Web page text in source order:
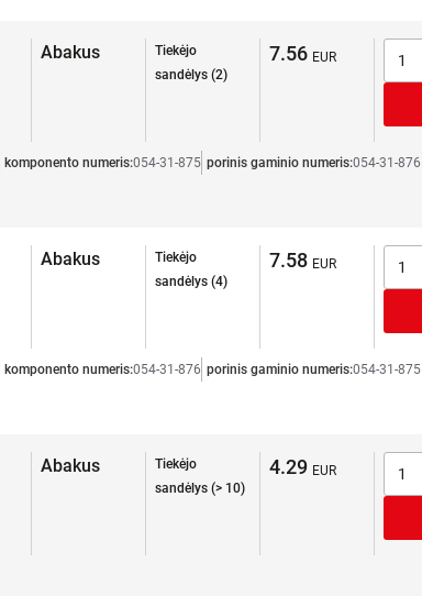
Abakus
Tiekėjo
sandėlys (2)
7.56
komponento numeris:054-31-875 porinis gaminio numeris:054-31-876
Abakus
Tiekėjo
sandėlys (4)
7.58
komponento numeris:054-31-876 porinis gaminio numeris:054-31-875
Abakus
Tiekėjo
sandėlys (> 10)
4.29